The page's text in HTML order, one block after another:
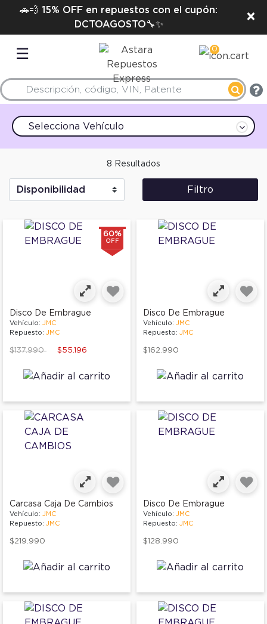
🚗💨 15% OFF en repuestos con el cupón:
DCTOAGOSTO🔧✨
×
☰ 0
Selecciona Vehículo
8 Resultados
Filtro
60%
OFF
Disco De Embrague
Vehículo: JMC
Repuesto: JMC
Price reduced from
$137.990to $55.196
Disco De Embrague
Vehículo: JMC
Repuesto: JMC
$162.990
Carcasa Caja De Cambios
Vehículo: JMC
Repuesto: JMC
$219.990
Disco De Embrague
Vehículo: JMC
Repuesto: JMC
$128.990